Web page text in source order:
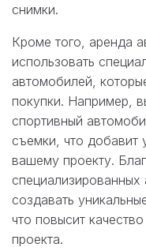
снимки.
Кроме того, аренда
использовать
автомобилей,
покупки. Например,
спортивный
съемки, что добавит
вашему проекту.
создавать
что повысит
проекта.